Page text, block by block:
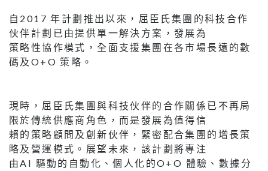
自2017 年計劃推出以來，屈臣氏集團的科技合作
伙伴計劃已由提供單一解決方案，發展為
策略性協作模式，全面支援集團在各市場長遠的數
碼及O+O 策略。
現時，屈臣氏集團與科技伙伴的合作關係已不再局
限於傳統供應商角色，而是發展為值得信
賴的策略顧問及創新伙伴，緊密配合集團的增長策
略及營運模式。展望未來，該計劃將專注
由AI 驅動的自動化、個人化的O+O 體驗、數據分